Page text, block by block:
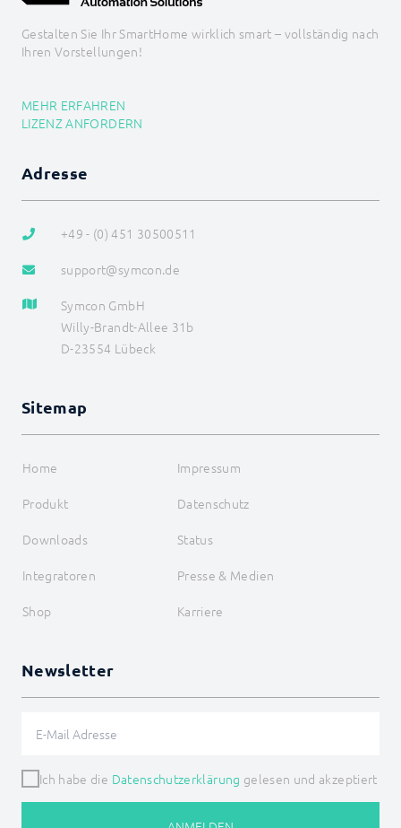
Gestalten Sie Ihr SmartHome wirklich smart – vollständig nach
Ihren Vorstellungen!
MEHR ERFAHREN
LIZENZ ANFORDERN
Adresse
+49 - (0) 451 30500511
support@symcon.de
Symcon GmbH
Willy-Brandt-Allee 31b
D-23554 Lübeck
Sitemap
Home
Impressum
Produkt
Datenschutz
Downloads
Status
Integratoren
Presse & Medien
Shop
Karriere
Newsletter
Ich habe die Datenschutzerklärung gelesen und akzeptiert